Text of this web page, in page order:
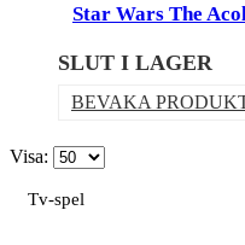
Star Wars The
SLUT I LAGER
BEVAKA
Visa:
Tv-spel